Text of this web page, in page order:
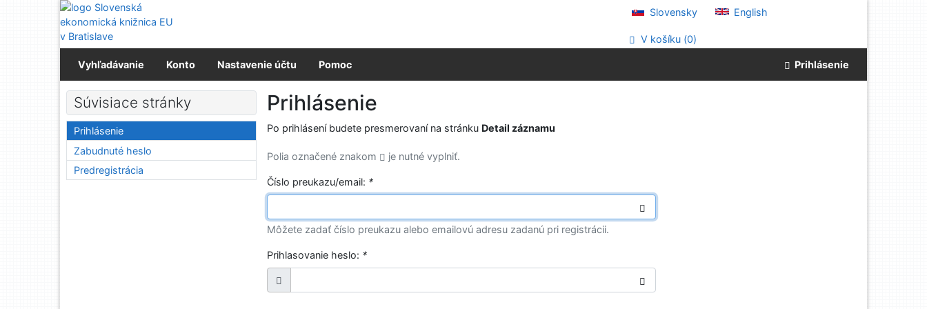
Prejsť na obsah
Prejsť na menu
Prehlásenie o webovej prístupnosti
Slovensky English
V košíku (0)
Vyhľadávanie Konto Nastavenie účtu Pomoc Prihlásenie
Prihlásenie
Po prihlásení budete presmerovaní na stránku Detail záznamu
Polia označené znakom je nutné vyplniť.
Číslo preukazu/email: *
Môžete zadať číslo preukazu alebo emailovú adresu zadanú pri registrácii.
Prihlasovanie heslo: *
Súvisiace stránky
Prihlásenie
Zabudnuté heslo
Predregistrácia